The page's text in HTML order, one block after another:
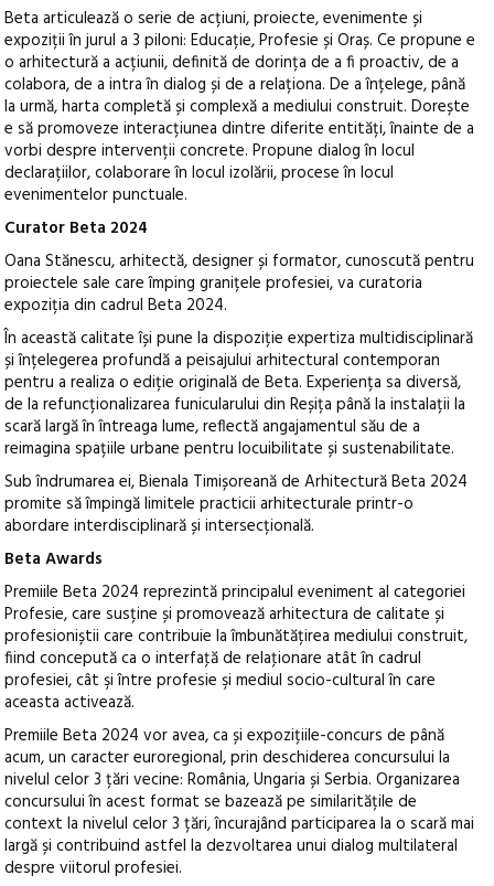
Beta articulează o serie de acțiuni, proiecte, evenimente și
expoziții în jurul a 3 piloni: Educație, Profesie și Oraș. Ce propune e
o arhitectură a acțiunii, definită de dorința de a fi proactiv, de a
colabora, de a intra în dialog și de a relaționa. De a înțelege, până
la urmă, harta completă și complexă a mediului construit. Dorește
e să promoveze interacțiunea dintre diferite entități, înainte de a
vorbi despre intervenții concrete. Propune dialog în locul
declarațiilor, colaborare în locul izolării, procese în locul
evenimentelor punctuale.
Curator Beta 2024
Oana Stănescu, arhitectă, designer și formator, cunoscută pentru
proiectele sale care împing granițele profesiei, va curatoria
expoziția din cadrul Beta 2024.
În această calitate își pune la dispoziție expertiza multidisciplinară
și înțelegerea profundă a peisajului arhitectural contemporan
pentru a realiza o ediție originală de Beta. Experiența sa diversă,
de la refuncționalizarea funicularului din Reșița până la instalații la
scară largă în întreaga lume, reflectă angajamentul său de a
reimagina spațiile urbane pentru locuibilitate și sustenabilitate.
Sub îndrumarea ei, Bienala Timișoreană de Arhitectură Beta 2024
promite să împingă limitele practicii arhitecturale printr-o
abordare interdisciplinară și intersecțională.
Beta Awards
Premiile Beta 2024 reprezintă principalul eveniment al categoriei
Profesie, care susține și promovează arhitectura de calitate și
profesioniștii care contribuie la îmbunătățirea mediului construit,
fiind concepută ca o interfaţă de relaţionare atât în cadrul
profesiei, cât şi între profesie şi mediul socio-cultural în care
aceasta activează.
Premiile Beta 2024 vor avea, ca și expozițiile-concurs de până
acum, un caracter euroregional, prin deschiderea concursului la
nivelul celor 3 țări vecine: România, Ungaria și Serbia. Organizarea
concursului în acest format se bazează pe similaritățile de
context la nivelul celor 3 țări, încurajând participarea la o scară mai
largă și contribuind astfel la dezvoltarea unui dialog multilateral
despre viitorul profesiei.